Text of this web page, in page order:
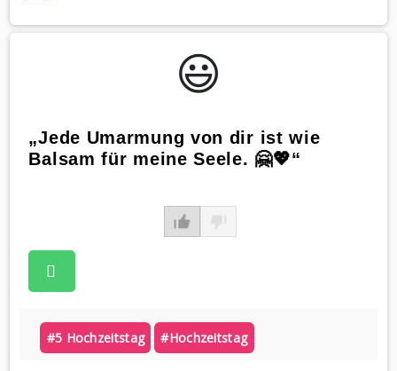
😃️
„Jede Umarmung von dir ist wie
Balsam für meine Seele. 🤗💖“
#5 Hochzeitstag #hochzeitstag